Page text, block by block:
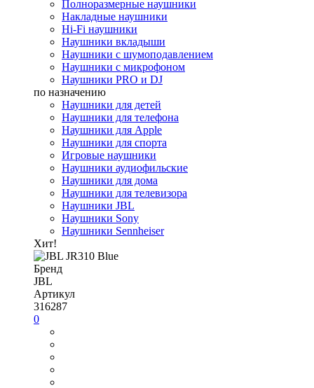
Полноразмерные наушники
Накладные наушники
Hi-Fi наушники
Наушники вкладыши
Наушники с шумоподавлением
Наушники с микрофоном
Наушники PRO и DJ
по назначению
Наушники для детей
Наушники для телефона
Наушники для Apple
Наушники для спорта
Игровые наушники
Наушники аудиофильские
Наушники для дома
Наушники для телевизора
Наушники JBL
Наушники Sony
Наушники Sennheiser
Хит!
Бренд
JBL
Артикул
316287
0